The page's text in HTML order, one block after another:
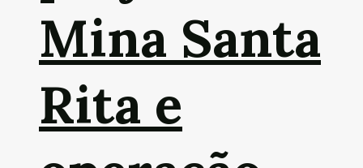
Mina Santa
Rita e